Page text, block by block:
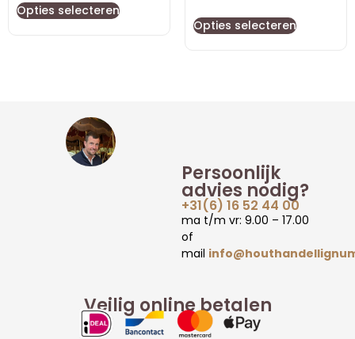
Opties selecteren
Opties selecteren
Veilig online betalen
Persoonlijk
advies nodig?
+31(6) 16 52 44 00
ma t/m vr: 9.00 – 17.00
of
mail